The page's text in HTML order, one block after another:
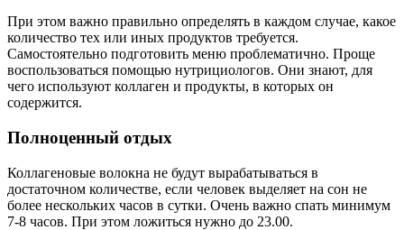
При этом важно правильно определять в каждом случае, какое
количество тех или иных продуктов требуется.
Самостоятельно подготовить меню проблематично. Проще
воспользоваться помощью нутрициологов. Они знают, для
чего используют коллаген и продукты, в которых он
содержится.
Полноценный отдых
Коллагеновые волокна не будут вырабатываться в
достаточном количестве, если человек выделяет на сон не
более нескольких часов в сутки. Очень важно спать минимум
7-8 часов. При этом ложиться нужно до 23.00.